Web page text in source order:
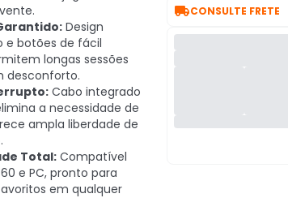
Design
e botões de fácil
longas sessões
desconforto.
Cabo integrado
a necessidade de
ampla liberdade de
Total: Compatível
e PC, pronto para
em qualquer
CONSULTE FRETE